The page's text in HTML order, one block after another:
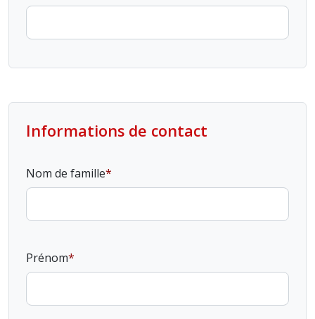
Informations de contact
Nom de famille
Prénom